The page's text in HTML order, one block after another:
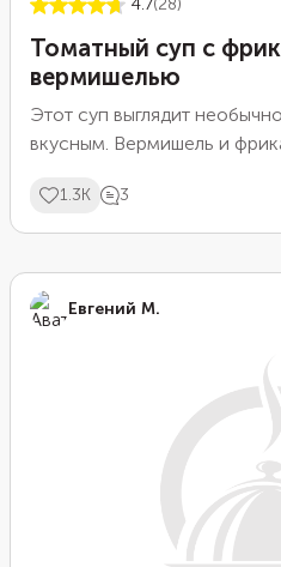
4.7(28)
Томатный суп с
вермишелью
Этот суп выглядит
вкусным. Вермишель и
понадобится. Такой суп с
ребенок, ведь на столе он
1.3K 3
Евгений М.